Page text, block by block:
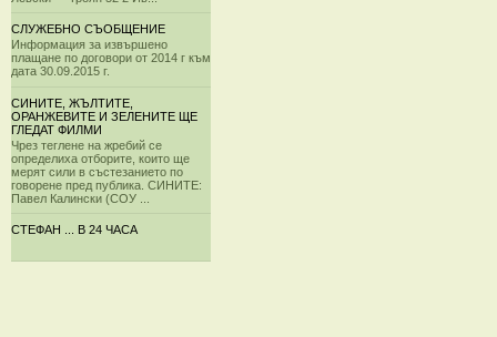
СЛУЖЕБНО СЪОБЩЕНИЕ
Информация за извършено
плащане по договори от 2014 г към
дата 30.09.2015 г.
СИНИТЕ, ЖЪЛТИТЕ,
ОРАНЖЕВИТЕ И ЗЕЛЕНИТЕ ЩЕ
ГЛЕДАТ ФИЛМИ
Чрез теглене на жребий се
определиха отборите, които ще
мерят сили в състезанието по
говорене пред публика. СИНИТЕ:
Павел Калински (СОУ ...
СТЕФАН ... В 24 ЧАСА